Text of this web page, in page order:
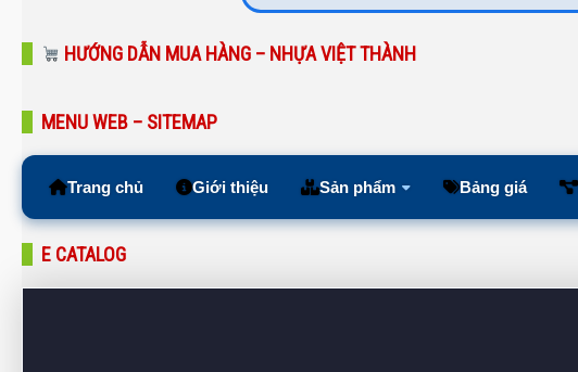
HƯỚNG DẪN MUA HÀNG – NHỰA VIỆT THÀNH
MENU WEB – SITEMAP
Trang chủ Giới thiệu Sản phẩm Bảng giá
E CATALOG